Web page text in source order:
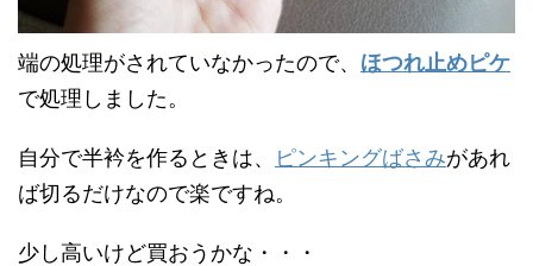
端の処理がされていなかったので、 ほつれ止めピケ
で処理しました。
自分で半衿を作るときは、 ピンキングばさみがあれ
ば切るだけなので楽ですね。
少し高いけど買おうかな・・・